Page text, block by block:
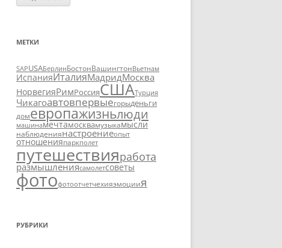
МЕТКИ
SAPUSAБерлинБостонВашингтонВьетнам
ИспанияИталияМадридМосква
НорвегияРимРоссияСШАТурция
Чикагоавтовпервыегорыденьги
домевропажизньлюди
машинамечтамосквамузыкамысли
наблюдениянастроениеопыт
отношенияпаркполет
путешествияработа
размышлениясамолетсоветы
фотофотоотчетчехияэмоциия
РУБРИКИ